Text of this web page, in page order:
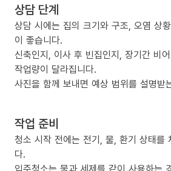
상담 단계
상담 시에는 집의 크기와 구조, 오염 상
이 좋습니다.
신축인지, 이사 후 빈집인지, 장기간 비
작업량이 달라집니다.
사진을 함께 보내면 예상 범위를 설명받
작업 준비
청소 시작 전에는 전기, 물, 환기 상태를
다.